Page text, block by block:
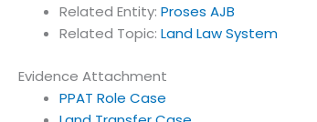
Related Entity: Proses AJB
Related Topic: Land Law System
Evidence Attachment
PPAT Role Case